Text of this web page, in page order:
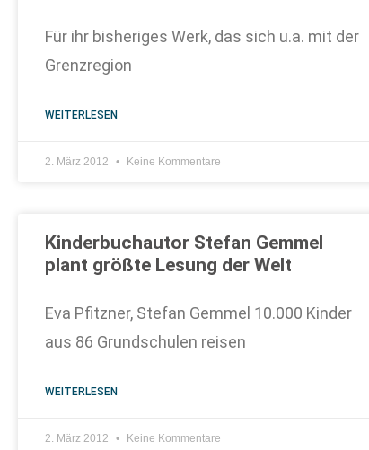
Für ihr bisheriges Werk, das sich u.a. mit der
Grenzregion
WEITERLESEN
2. März 2012 Keine Kommentare
Kinderbuchautor Stefan Gemmel
plant größte Lesung der Welt
Eva Pfitzner, Stefan Gemmel 10.000 Kinder
aus 86 Grundschulen reisen
WEITERLESEN
2. März 2012 Keine Kommentare